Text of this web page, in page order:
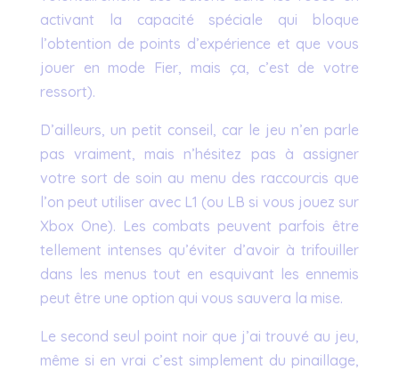
activant la capacité spéciale qui bloque
l’obtention de points d’expérience et que vous
jouer en mode Fier, mais ça, c’est de votre
ressort).
D’ailleurs, un petit conseil, car le jeu n’en parle
pas vraiment, mais n’hésitez pas à assigner
votre sort de soin au menu des raccourcis que
l’on peut utiliser avec L1 (ou LB si vous jouez sur
Xbox One). Les combats peuvent parfois être
tellement intenses qu’éviter d’avoir à trifouiller
dans les menus tout en esquivant les ennemis
peut être une option qui vous sauvera la mise.
Le second seul point noir que j’ai trouvé au jeu,
même si en vrai c’est simplement du pinaillage,